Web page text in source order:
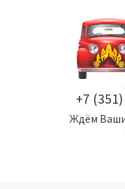
содержимому
+7 (351)
Ждём